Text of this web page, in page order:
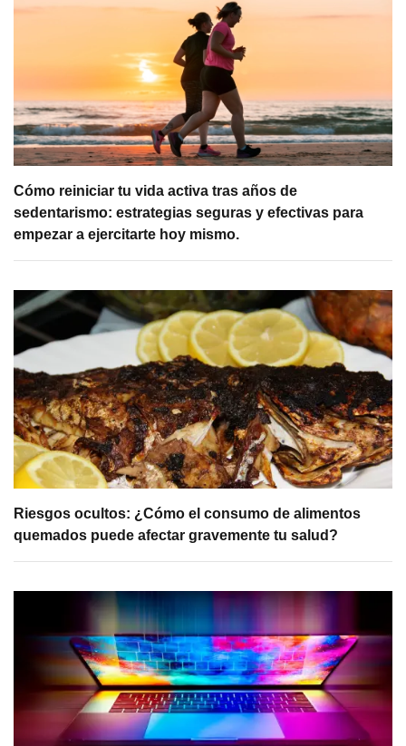
Cómo reiniciar tu vida activa tras años de
sedentarismo: estrategias seguras y efectivas para
empezar a ejercitarte hoy mismo.
Riesgos ocultos: ¿Cómo el consumo de alimentos
quemados puede afectar gravemente tu salud?